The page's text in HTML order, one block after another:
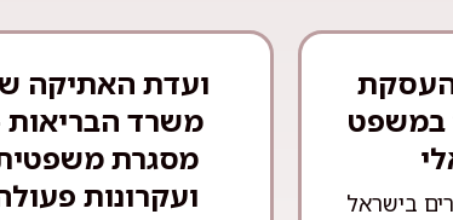
העסקת
במשפט
בישראל
ועדת האתיקה
משרד הבריאות
מסגרת
ועקרונות